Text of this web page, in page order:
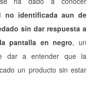
no identificada aun de
sin dar respuesta a
pantalla en negro, un
dar a entender que la
un producto sin estar